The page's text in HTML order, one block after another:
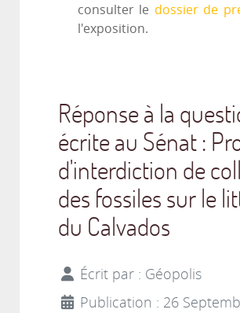
consulter le dossier de
l'exposition.
Réponse à la
écrite au Sénat :
d'interdiction de
des fossiles sur le
du Calvados
Écrit par : Géopolis
Publication : 26